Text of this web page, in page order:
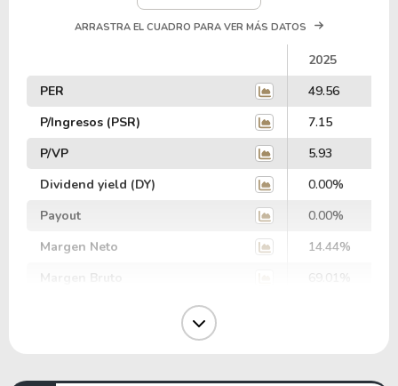
ARRASTRA EL CUADRO PARA VER MÁS DATOS
2025
PER
49.56
P/Ingresos (PSR)
7.15
P/VP
5.93
Dividend yield (DY)
0.00%
Payout
0.00%
Margen Neto
14.44%
Margen Bruto
69.01%